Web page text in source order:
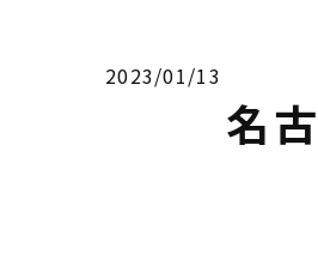
2023/01/13
名